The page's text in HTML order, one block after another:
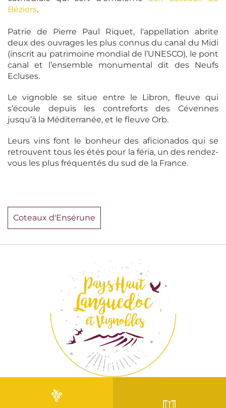
Béziers.
Patrie de Pierre Paul Riquet, l'appellation abrite
deux des ouvrages les plus connus du canal du Midi
(inscrit au patrimoine mondial de l’UNESCO), le pont
canal et l’ensemble monumental dit des Neufs
Ecluses.
Le vignoble se situe entre le Libron, fleuve qui
s’écoule depuis les contreforts des Cévennes
jusqu’à la Méditerranée, et le fleuve Orb.
Leurs vins font le bonheur des aficionados qui se
retrouvent tous les étés pour la féria, un des rendez-
vous les plus fréquentés du sud de la France.
Coteaux d'Ensérune